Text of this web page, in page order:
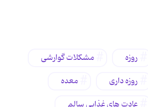
روزه
مشکلات گوارشی
روزه داری
معده
عادت های غذایی سالم